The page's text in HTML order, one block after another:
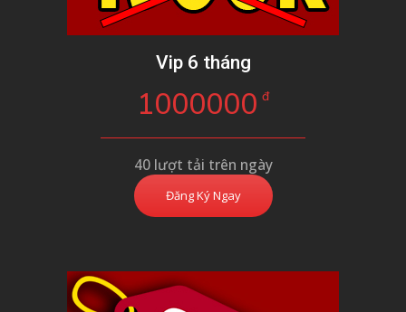
Vip 6 tháng
1000000 đ
40 lượt tải trên ngày
Đăng Ký Ngay